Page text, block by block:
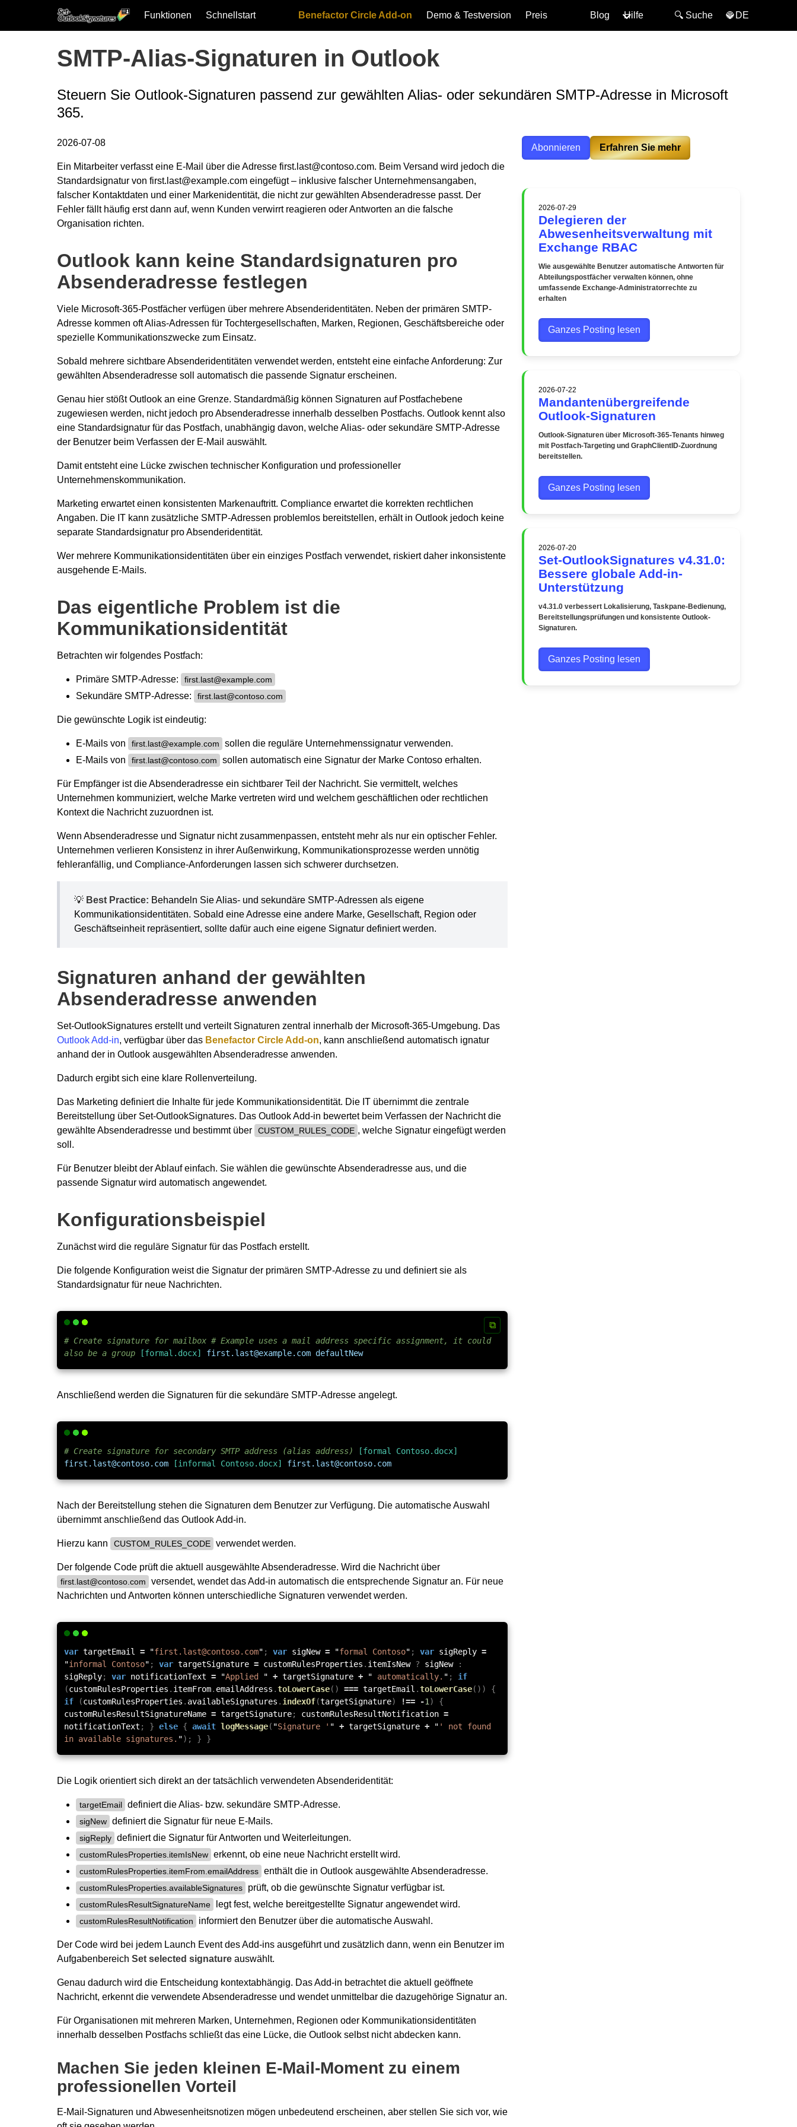
Funktionen Schnellstart Benefactor Circle Add-on Demo & Testversion Preis Blog Hilfe 🔍︎ Suche 🌐 DE
SMTP-Alias-Signaturen in Outlook
Steuern Sie Outlook-Signaturen passend zur gewählten Alias- oder sekundären SMTP-Adresse in Microsoft
365.
2026-07-08
Ein Mitarbeiter verfasst eine E-Mail über die Adresse first.last@contoso.com. Beim Versand wird jedoch die
Standardsignatur von first.last@example.com eingefügt – inklusive falscher Unternehmensangaben,
falscher Kontaktdaten und einer Markenidentität, die nicht zur gewählten Absenderadresse passt. Der
Fehler fällt häufig erst dann auf, wenn Kunden verwirrt reagieren oder Antworten an die falsche
Organisation richten.
Outlook kann keine Standardsignaturen pro
Absenderadresse festlegen
Viele Microsoft-365-Postfächer verfügen über mehrere Absenderidentitäten. Neben der primären SMTP-
Adresse kommen oft Alias-Adressen für Tochtergesellschaften, Marken, Regionen, Geschäftsbereiche oder
spezielle Kommunikationszwecke zum Einsatz.
Sobald mehrere sichtbare Absenderidentitäten verwendet werden, entsteht eine einfache Anforderung: Zur
gewählten Absenderadresse soll automatisch die passende Signatur erscheinen.
Genau hier stößt Outlook an eine Grenze. Standardmäßig können Signaturen auf Postfachebene
zugewiesen werden, nicht jedoch pro Absenderadresse innerhalb desselben Postfachs. Outlook kennt also
eine Standardsignatur für das Postfach, unabhängig davon, welche Alias- oder sekundäre SMTP-Adresse
der Benutzer beim Verfassen der E-Mail auswählt.
Damit entsteht eine Lücke zwischen technischer Konfiguration und professioneller
Unternehmenskommunikation.
Marketing erwartet einen konsistenten Markenauftritt. Compliance erwartet die korrekten rechtlichen
Angaben. Die IT kann zusätzliche SMTP-Adressen problemlos bereitstellen, erhält in Outlook jedoch keine
separate Standardsignatur pro Absenderidentität.
Wer mehrere Kommunikationsidentitäten über ein einziges Postfach verwendet, riskiert daher inkonsistente
ausgehende E-Mails.
Das eigentliche Problem ist die
Kommunikationsidentität
Betrachten wir folgendes Postfach:
Primäre SMTP-Adresse: first.last@example.com
Sekundäre SMTP-Adresse: first.last@contoso.com
Die gewünschte Logik ist eindeutig:
E-Mails von first.last@example.com
sollen die reguläre Unternehmenssignatur verwenden.
E-Mails von
first.last@contoso.com sollen automatisch eine Signatur der Marke Contoso erhalten.
Für Empfänger ist die Absenderadresse ein sichtbarer Teil der Nachricht. Sie vermittelt, welches
Unternehmen kommuniziert, welche Marke vertreten wird und welchem geschäftlichen oder rechtlichen
Kontext die Nachricht zuzuordnen ist.
Wenn Absenderadresse und Signatur nicht zusammenpassen, entsteht mehr als nur ein optischer Fehler.
Unternehmen verlieren Konsistenz in ihrer Außenwirkung, Kommunikationsprozesse werden unnötig
fehleranfällig, und Compliance-Anforderungen lassen sich schwerer durchsetzen.
💡 Best Practice: Behandeln Sie Alias- und sekundäre SMTP-Adressen als eigene
Kommunikationsidentitäten. Sobald eine Adresse eine andere Marke, Gesellschaft, Region oder
Geschäftseinheit repräsentiert, sollte dafür auch eine eigene Signatur definiert werden.
Signaturen anhand der gewählten
Absenderadresse anwenden
Set-OutlookSignatures erstellt und verteilt Signaturen zentral innerhalb der Microsoft-365-Umgebung. Das
Outlook Add-in, verfügbar über das Benefactor Circle Add-on, kann anschließend automatisch ignatur
anhand der in Outlook ausgewählten Absenderadresse anwenden.
Dadurch ergibt sich eine klare Rollenverteilung.
Das Marketing definiert die Inhalte für jede Kommunikationsidentität. Die IT übernimmt die zentrale
Bereitstellung über Set-OutlookSignatures. Das Outlook Add-in bewertet beim Verfassen der Nachricht die
gewählte Absenderadresse und bestimmt über
CUSTOM_RULES_CODE , welche Signatur eingefügt werden
soll.
Für Benutzer bleibt der Ablauf einfach. Sie wählen die gewünschte Absenderadresse aus, und die
passende Signatur wird automatisch angewendet.
Konfigurationsbeispiel
Zunächst wird die reguläre Signatur für das Postfach erstellt.
Die folgende Konfiguration weist die Signatur der primären SMTP-Adresse zu und definiert sie als
Standardsignatur für neue Nachrichten.
# Create signature for mailbox # Example uses a mail address specific assignment, it could
also be a group
[formal.docx] first.last@example.com defaultNew
⧉
Anschließend werden die Signaturen für die sekundäre SMTP-Adresse angelegt.
# Create signature for secondary SMTP address (alias address)
[formal Contoso.docx]
first.last@contoso.com
[informal Contoso.docx] first.last@contoso.com
Nach der Bereitstellung stehen die Signaturen dem Benutzer zur Verfügung. Die automatische Auswahl
übernimmt anschließend das Outlook Add-in.
Hierzu kann CUSTOM_RULES_CODE verwendet werden.
Der folgende Code prüft die aktuell ausgewählte Absenderadresse. Wird die Nachricht über
first.last@contoso.com
versendet, wendet das Add-in automatisch die entsprechende Signatur an. Für neue
Nachrichten und Antworten können unterschiedliche Signaturen verwendet werden.
var targetEmail = "first.last@contoso.com" ; var sigNew = "formal Contoso" ; var sigReply =
"informal Contoso" ; var targetSignature = customRulesProperties . itemIsNew ? sigNew
:
sigReply; var notificationText = "Applied " + targetSignature + " automatically. " ;
if
(customRulesProperties . itemFrom. emailAddress .toLowerCase() === targetEmail .toLowerCase())
{
if
(customRulesProperties . availableSignatures . indexOf(targetSignature) !== -1 )
{
customRulesResultSignatureName = targetSignature; customRulesResultNotification =
notificationText ; } else { await logMessage( "Signature ' " + targetSignature + " ' not found
in available signatures. "); } }
Die Logik orientiert sich direkt an der tatsächlich verwendeten Absenderidentität:
targetEmail definiert die Alias- bzw. sekundäre SMTP-Adresse.
sigNew definiert die Signatur für neue E-Mails.
sigReply definiert die Signatur für Antworten und Weiterleitungen.
customRulesProperties.itemIsNew erkennt, ob eine neue Nachricht erstellt wird.
customRulesProperties.itemFrom.emailAddress enthält die in Outlook ausgewählte Absenderadresse.
customRulesProperties.availableSignatures prüft, ob die gewünschte Signatur verfügbar ist.
customRulesResultSignatureName legt fest, welche bereitgestellte Signatur angewendet wird.
customRulesResultNotification informiert den Benutzer über die automatische Auswahl.
Der Code wird bei jedem Launch Event des Add-ins ausgeführt und zusätzlich dann, wenn ein Benutzer im
Aufgabenbereich Set selected signature auswählt.
Genau dadurch wird die Entscheidung kontextabhängig. Das Add-in betrachtet die aktuell geöffnete
Nachricht, erkennt die verwendete Absenderadresse und wendet unmittelbar die dazugehörige Signatur an.
Für Organisationen mit mehreren Marken, Unternehmen, Regionen oder Kommunikationsidentitäten
innerhalb desselben Postfachs schließt das eine Lücke, die Outlook selbst nicht abdecken kann.
Machen Sie jeden kleinen E-Mail-Moment zu einem
professionellen Vorteil
E-Mail-Signaturen und Abwesenheitsnotizen mögen unbedeutend erscheinen, aber stellen Sie sich vor, wie
Abonnieren Erfahren Sie mehr
2026-07-29
Delegieren der
Abwesenheitsverwaltung mit
Exchange RBAC
Wie ausgewählte Benutzer automatische Antworten für
Abteilungspostfächer verwalten können, ohne
umfassende Exchange-Administratorrechte zu
erhalten
Ganzes Posting lesen
2026-07-22
Mandantenübergreifende
Outlook-Signaturen
Outlook-Signaturen über Microsoft-365-Tenants hinweg
mit Postfach-Targeting und GraphClientID-Zuordnung
bereitstellen.
Ganzes Posting lesen
2026-07-20
Set-OutlookSignatures v4.31.0:
Bessere globale Add-in-
Unterstützung
v4.31.0 verbessert Lokalisierung, Taskpane-Bedienung,
Bereitstellungsprüfungen und konsistente Outlook-
Signaturen.
Ganzes Posting lesen